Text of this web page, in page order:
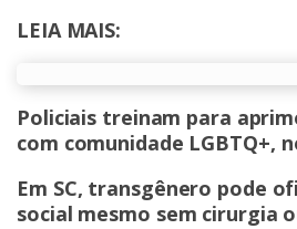
LEIA MAIS:
Policiais treinam para
com comunidade LGBTQ+,
Em SC, transgênero pode
social mesmo sem cirurgia